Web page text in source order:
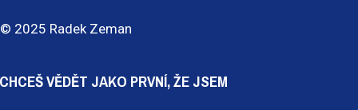
© 2025 Radek Zeman
CHCEŠ VĚDĚT JAKO PRVNÍ, ŽE JSEM